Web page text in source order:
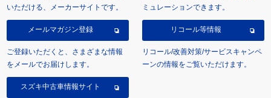
いただける、メーカーサイトです。
ミュレーションできます。
メールマガジン登録
ご登録いただくと、さまざまな情報
をメールでお届けします。
リコール等情報
リコール/改善対策/サービスキャンペ
ーンの情報をご覧いただけます。
スズキ中古車情報サイト